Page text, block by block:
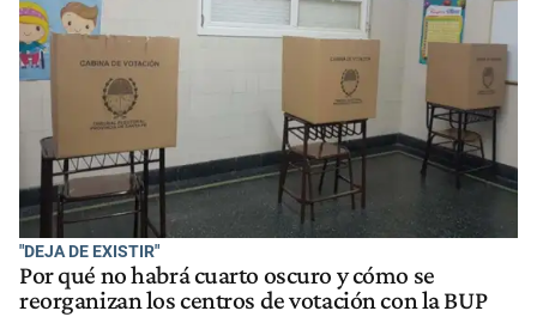
"DEJA DE EXISTIR"
Por qué no habrá cuarto oscuro y cómo se
reorganizan los centros de votación con la BUP